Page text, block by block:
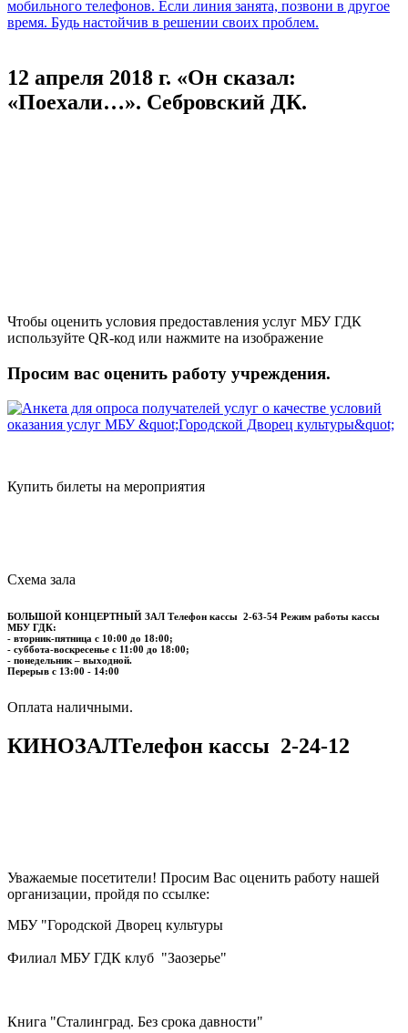
12 апреля 2018 г. «Он сказал:
«Поехали…». Себровский ДК.
Чтобы оценить условия предоставления услуг МБУ ГДК
используйте QR-код или нажмите на изображение
Просим вас оценить работу учреждения.
Купить билеты на мероприятия
Схема зала
БОЛЬШОЙ КОНЦЕРТНЫЙ ЗАЛ Телефон кассы 2-63-54 Режим работы кассы
МБУ ГДК:
- вторник-пятница с 10:00 до 18:00;
- суббота-воскресенье с 11:00 до 18:00;
- понедельник – выходной.
Перерыв с 13:00 - 14:00
​​​​​​​Оплата наличными.
КИНОЗАЛТелефон кассы 2-24-12
Уважаемые посетители! Просим Вас оценить работу нашей
организации, пройдя по ссылке:
МБУ "Городской Дворец культуры
Филиал МБУ ГДК клуб "Заозерье"
Книга "Сталинград. Без срока давности"